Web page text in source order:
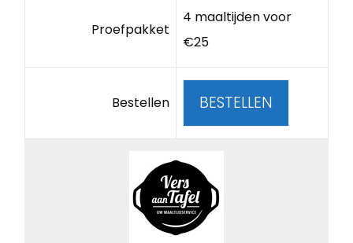
Proefpakket
4 maaltijden voor
€25
Bestellen BESTELLEN